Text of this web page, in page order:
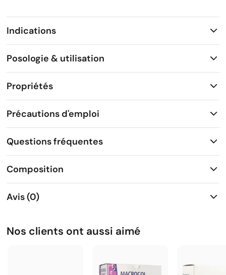
Indications
Posologie & utilisation
Propriétés
Précautions d'emploi
Questions fréquentes
Composition
Avis (0)
Nos clients ont aussi aimé